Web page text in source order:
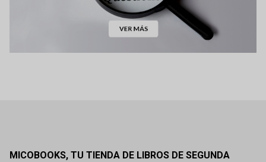
MICOBOOKS, TU TIENDA DE LIBROS DE SEGUNDA